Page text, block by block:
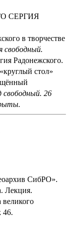
СЕРГИЯ
в творчестве
свободный.
Радонежского.
стол»
свободный. 26
СибРО».
Лекция.
46.